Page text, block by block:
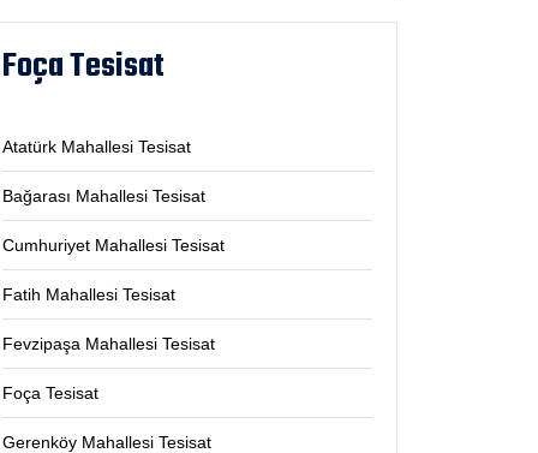
Foça Tesisat
Atatürk Mahallesi Tesisat
Bağarası Mahallesi Tesisat
Cumhuriyet Mahallesi Tesisat
Fatih Mahallesi Tesisat
Fevzipaşa Mahallesi Tesisat
Foça Tesisat
Gerenköy Mahallesi Tesisat